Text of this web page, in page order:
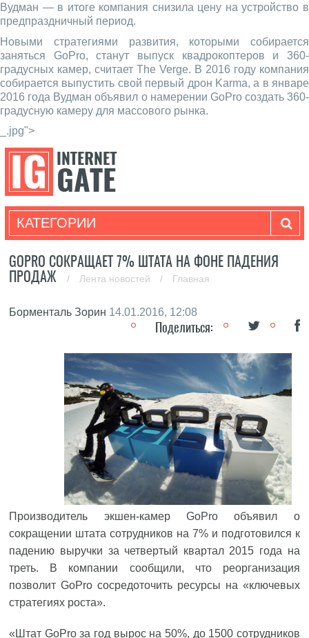
Вудман — в итоге компания снизила цену на устройство в
предпраздничный период.
Новыми стратегиями развития, которыми собирается
заняться GoPro, станут выпуск квадрокоптеров и 360-
градусных камер, считает The Verge. В 2016 году компания
собирается выпустить свой первый дрон Karma, а в январе
2016 года Вудман объявил о намерении GoPro создать 360-
градусную камеру для массового рынка.
_.jpg">
КАТЕГОРИИ
GOPRO СОКРАЩАЕТ 7% ШТАТА НА ФОНЕ ПАДЕНИЯ
ПРОДАЖ
/ Лента новостей / Главная
Борменталь Зорин 14.01.2016, 12:08
Поделиться:
Производитель экшен-камер GoProобъявил о
сокращении штата сотрудников на 7% и подготовился к
падению выручки за четвертый квартал 2015 года на
треть. В компании сообщили, что реорганизация
позволит GoPro сосредоточить ресурсы на «ключевых
стратегиях роста».
«Штат GoPro за год вырос на 50%, до 1500 сотрудников